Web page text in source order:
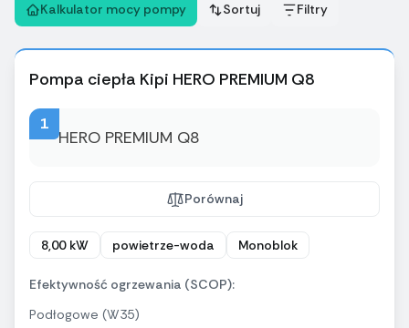
Kalkulator mocy pompy Sortuj Filtry
Pompa ciepła Kipi HERO PREMIUM Q8
1
Porównaj
8,00 kW powietrze-woda Monoblok
Efektywność ogrzewania (SCOP):
Podłogowe (W35)